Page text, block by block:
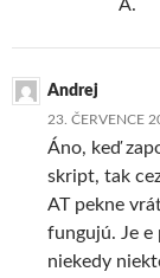
A.
Andrej
23. ČERVENCE
Áno, keď
skript, tak
AT pekne
fungujú. Je e
niekedy